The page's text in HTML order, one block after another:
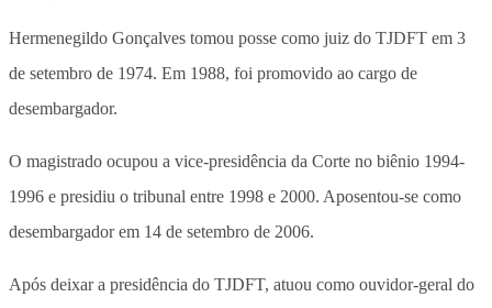
Hermenegildo Gonçalves tomou posse como juiz do TJDFT em 3
de setembro de 1974. Em 1988, foi promovido ao cargo de
desembargador.
O magistrado ocupou a vice-presidência da Corte no biênio 1994-
1996 e presidiu o tribunal entre 1998 e 2000. Aposentou-se como
desembargador em 14 de setembro de 2006.
Após deixar a presidência do TJDFT, atuou como ouvidor-geral do